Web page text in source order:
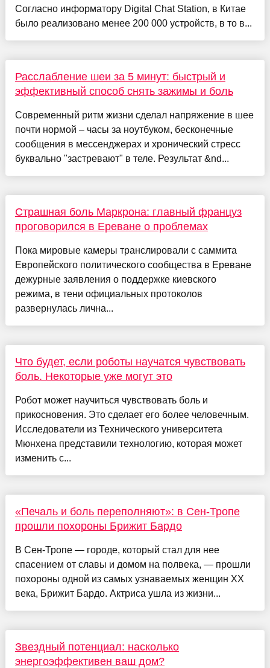
Согласно информатору Digital Chat Station, в Китае
было реализовано менее 200 000 устройств, в то в...
Расслабление шеи за 5 минут: быстрый и
эффективный способ снять зажимы и боль
Современный ритм жизни сделал напряжение в шее
почти нормой – часы за ноутбуком, бесконечные
сообщения в мессенджерах и хронический стресс
буквально "застревают" в теле. Результат &nd...
Страшная боль Маркрона: главный француз
проговорился в Ереване о проблемах
Пока мировые камеры транслировали с саммита
Европейского политического сообщества в Ереване
дежурные заявления о поддержке киевского
режима, в тени официальных протоколов
развернулась лична...
Что будет, если роботы научатся чувствовать
боль. Некоторые уже могут это
Робот может научиться чувствовать боль и
прикосновения. Это сделает его более человечным.
Исследователи из Технического университета
Мюнхена представили технологию, которая может
изменить с...
«Печаль и боль переполняют»: в Сен-Тропе
прошли похороны Брижит Бардо
В Сен-Тропе — городе, который стал для нее
спасением от славы и домом на полвека, — прошли
похороны одной из самых узнаваемых женщин XX
века, Брижит Бардо. Актриса ушла из жизни...
Звездный потенциал: насколько
энергоэффективен ваш дом?